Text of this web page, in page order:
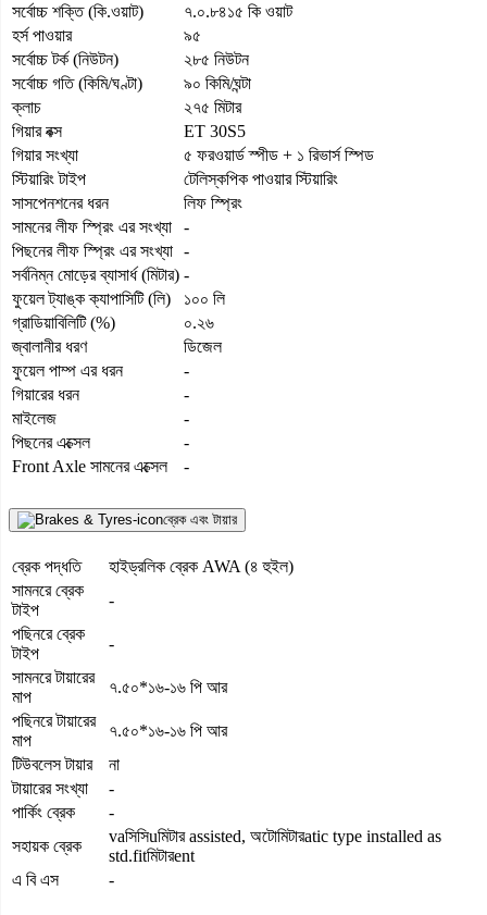
সর্বোচ্চ শক্তি (কি.ওয়াট)
৭.০.৮৪১৫ কি ওয়াট
হর্স পাওয়ার
৯৫
সর্বোচ্চ টর্ক (নিউটন)
২৮৫ নিউটন
সর্বোচ্চ গতি (কিমি/ঘণ্টা)
৯০ কিমি/ঘন্টা
ক্লাচ
২৭৫ মিটার
গিয়ার বক্স
ET 30S5
গিয়ার সংখ্যা
৫ ফরওয়ার্ড স্পীড + ১ রিভার্স স্পিড
স্টিয়ারিং টাইপ
টেলিস্কপিক পাওয়ার স্টিয়ারিং
সাসপেনশনের ধরন
লিফ স্প্রিং
সামনের লীফ স্প্রিং এর সংখ্যা
-
পিছনের লীফ স্প্রিং এর সংখ্যা -
সর্বনিম্ন মোড়ের ব্যাসার্ধ (মিটার) -
ফুয়েল ট্যাঙ্ক ক্যাপাসিটি (লি)
১০০ লি
গ্রাডিয়াবিলিটি (%)
০.২৬
জ্বালানীর ধরণ
ডিজেল
ফুয়েল পাম্প এর ধরন
-
গিয়ারের ধরন
-
মাইলেজ
-
পিছনের এক্সেল
-
Front Axle সামনের এক্সেল
-
ব্রেক এবং টায়ার
ব্রেক পদ্ধতি
হাইড্রলিক ব্রেক AWA (৪ হুইল)
সামনরে ব্রেক
টাইপ
-
পছিনরে ব্রেক
টাইপ
-
সামনরে টায়ারের
মাপ
৭.৫০*১৬-১৬ পি আর
পছিনরে টায়ারের
মাপ
৭.৫০*১৬-১৬ পি আর
টিউবলেস টায়ার
না
টায়ারের সংখ্যা
-
পার্কিং ব্রেক
-
সহায়ক ব্রেক
vaসিসিuমিটার assisted, অটোমিটারatic type installed as
std.fitমিটারent
এ বি এস
-